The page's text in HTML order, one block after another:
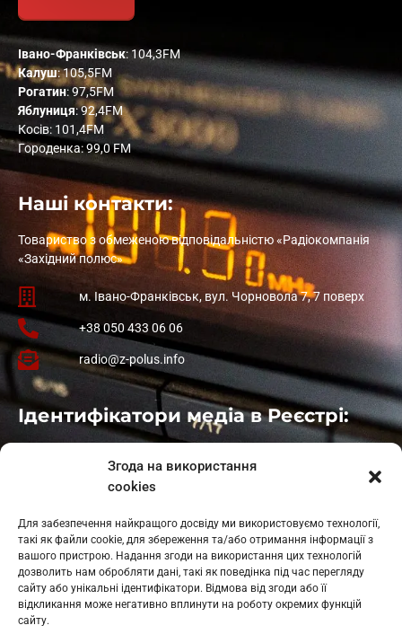
Згода на використання
cookies
Для забезпечення найкращого досвіду ми використовуємо технології,
такі як файли cookie, для збереження та/або отримання інформації з
вашого пристрою. Надання згоди на використання цих технологій
дозволить нам обробляти дані, такі як поведінка під час перегляду
сайту або унікальні ідентифікатори. Відмова від згоди або її
відкликання може негативно вплинути на роботу окремих функцій
сайту.
Івано-Франківськ: 104,3FM
Калуш: 105,5FM
Рогатин: 97,5FM
Яблуниця: 92,4FM
Косів: 101,4FM
Городенка: 99,0 FM
Наші контакти:
Товариство з обмеженою відповідальністю «Радіокомпанія
«Західний полюс»
м. Івано-Франківськ, вул. Чорновола 7, 7 поверх
+38 050 433 06 06
radio@z-polus.info
Ідентифікатори медіа в Реєстрі:
: L11-01410
: L11-01801
Косів: L11-01805
Гарасимів: L11-02274